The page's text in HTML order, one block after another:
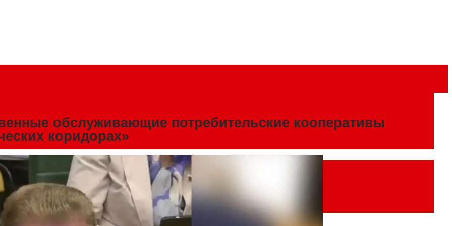
обслуживающие потребительские кооперативы
коридорах»